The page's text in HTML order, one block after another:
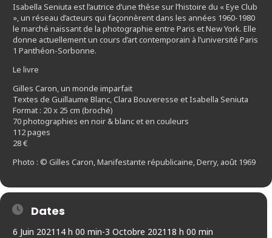
Isabella Seniuta est l’autrice d’une thèse sur l’histoire du « Eye Club
», un réseau d’acteurs qui façonnèrent dans les années 1960-1980
le marché naissant de la photographie entre Paris et New York. Elle
donne actuellement un cours d’art contemporain à l’université Paris
1 Panthéon-Sorbonne.
Le livre
Gilles Caron, un monde imparfait
Textes de Guillaume Blanc, Clara Bouveresse et Isabella Seniuta
Format : 20 x 25 cm (broché)
70 photographies en noir & blanc et en couleurs
112 pages
28 €
Photo : © Gilles Caron, Manifestante républicaine, Derry, août 1969
Dates
6 Juin 2021 14 h 00 min-3 Octobre 2021 18 h 00 min